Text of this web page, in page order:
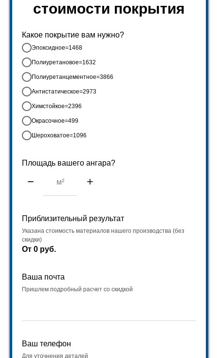
Стоимость наших
полимерных составов на
м² - от 328 руб.
стоимости покрытия
Какое покрытие вам нужно?
Эпоксидное=1468
Полиуретановое=1632
Полиуретанцементное=3866
Антистатическое=2973
Химстойкое=2396
Окрасочное=499
Шероховатое=1096
Площадь вашего ангара?
Приблизительный результат
Указана стоимость материалов нашего производства (без
скидки)
От 0 руб.
Ваша почта
Пришлем подробный расчет со скидкой
Ваш телефон
Для уточнения деталей